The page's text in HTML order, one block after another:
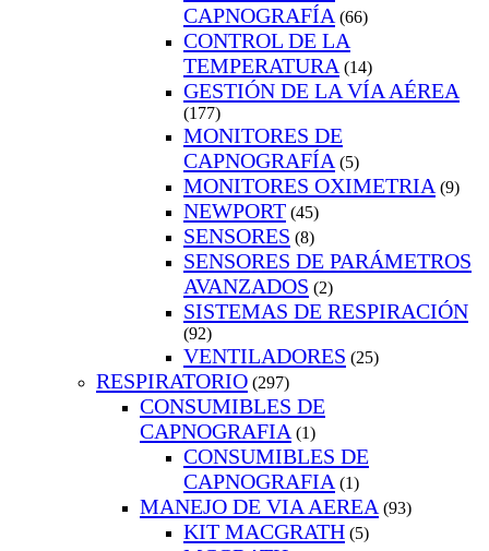
CAPNOGRAFÍA (66)
CONTROL DE LA
TEMPERATURA (14)
GESTIÓN DE LA VÍA AÉREA
(177)
MONITORES DE
CAPNOGRAFÍA (5)
MONITORES OXIMETRIA (9)
NEWPORT (45)
SENSORES (8)
SENSORES DE PARÁMETROS
AVANZADOS (2)
SISTEMAS DE RESPIRACIÓN
(92)
VENTILADORES (25)
RESPIRATORIO (297)
CONSUMIBLES DE
CAPNOGRAFIA (1)
CONSUMIBLES DE
CAPNOGRAFIA (1)
MANEJO DE VIA AEREA (93)
KIT MACGRATH (5)